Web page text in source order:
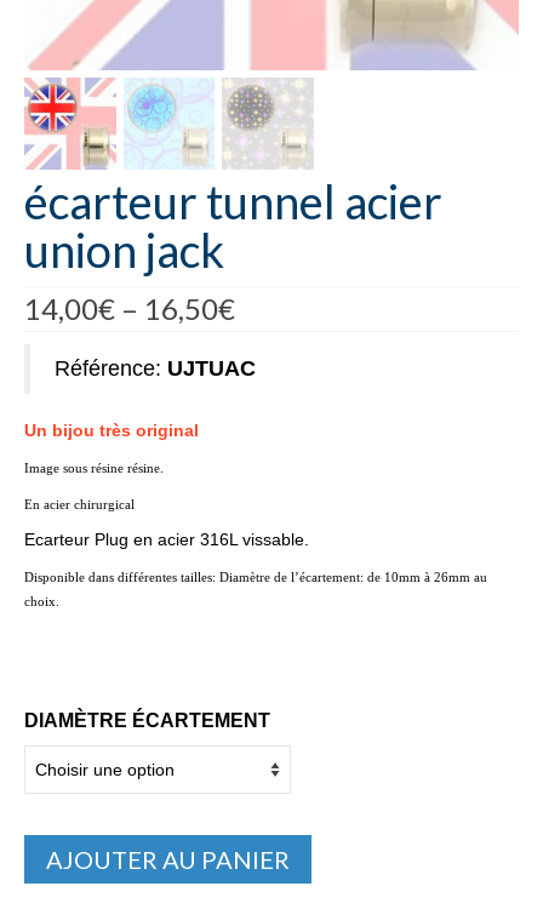
écarteur tunnel acier
union jack
14,00€ – 16,50€
Référence: UJTUAC
Un bijou très original
Image sous résine résine.
En acier chirurgical
Ecarteur Plug en acier 316L vissable.
Disponible dans différentes tailles: Diamètre de l’écartement: de 10mm à 26mm au
choix.
DIAMÈTRE ÉCARTEMENT
AJOUTER AU PANIER